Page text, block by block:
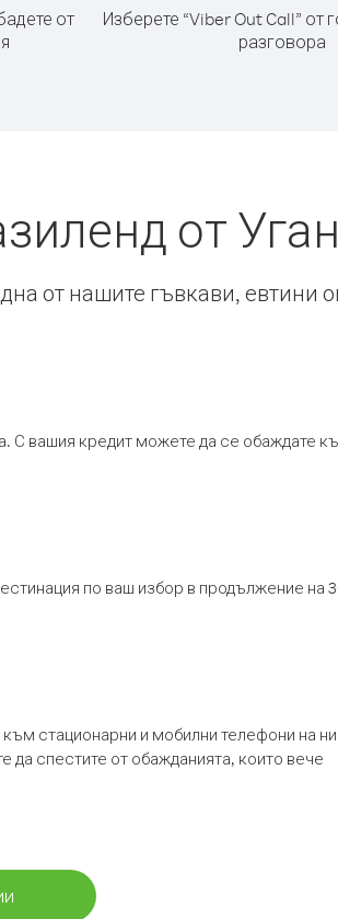
от
Изберете “Viber Out Call” от
разговора
от
от нашите гъвкави, евтини
С вашия кредит можете да се обаждате
по ваш избор в продължение на
стационарни и мобилни телефони на
да спестите от обажданията, които вече